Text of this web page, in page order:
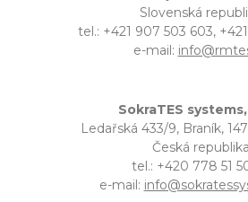
Slovenská
tel.: +421 907 503 603,
e-mail:
SokraTES
Ledařská 433/9, Braník,
Česká republika
tel.: +420 778 51
e-mail: